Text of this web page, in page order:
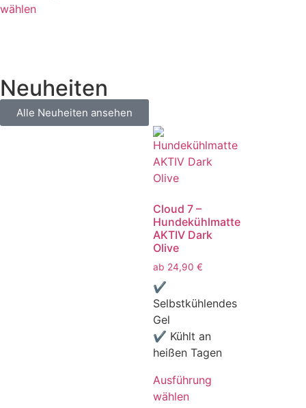
wählen
Neuheiten
Alle Neuheiten ansehen
Cloud 7 –
Hundekühlmatte
AKTIV Dark
Olive
ab 24,90 €
✔
Selbstkühlendes
Gel
✔ Kühlt an
heißen Tagen
Ausführung
wählen